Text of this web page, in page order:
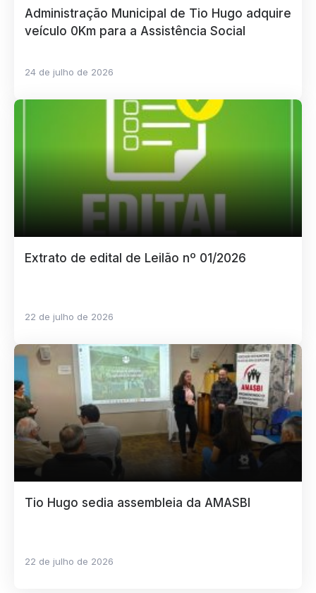
Administração Municipal de Tio Hugo adquire
veículo 0Km para a Assistência Social
24 de julho de 2026
Extrato de edital de Leilão nº 01/2026
22 de julho de 2026
Tio Hugo sedia assembleia da AMASBI
22 de julho de 2026